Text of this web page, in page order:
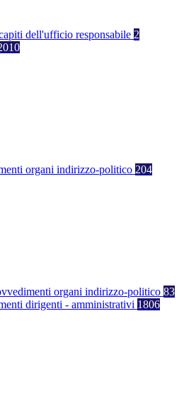
dell'ufficio responsabile 2
organi indirizzo-politico 204
organi indirizzo-politico 83
dirigenti - amministrativi 1806